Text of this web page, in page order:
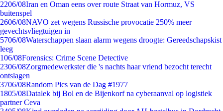
2206/08Iran en Oman eens over route Straat van Hormuz, VS
buitenspel
2606/08NAVO zet wegens Russische provocatie 250% meer
gevechtsvliegtuigen in
5706/08Waterschappen slaan alarm wegens droogte: Gereedschapskist
leeg
106/08Forensics: Crime Scene Detective
2306/08Zorgmedewerkster die 's nachts haar vriend bezocht terecht
ontslagen
3706/08Random Pics van de Dag #1977
1805/08Datalek bij Bol en de Bijenkorf na cyberaanval op logistiek
partner Ceva